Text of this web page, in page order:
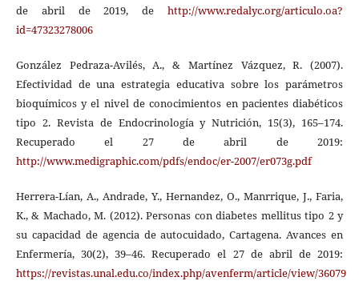
de abril de 2019, dehttp://www.redalyc.org/articulo.oa?
id=47323278006
González Pedraza-Avilés, A., & Martínez Vázquez, R. (2007).
Efectividad de una estrategia educativa sobre los parámetros
bioquímicos y el nivel de conocimientos en pacientes diabéticos
tipo 2. Revista de Endocrinología y Nutrición, 15(3), 165–174.
Recuperado el 27 de abril de 2019:
http://www.medigraphic.com/pdfs/endoc/er-2007/er073g.pdf
Herrera-Lían, A., Andrade, Y., Hernandez, O., Manrrique, J., Faria,
K., & Machado, M. (2012). Personas con diabetes mellitus tipo 2 y
su capacidad de agencia de autocuidado, Cartagena. Avances en
Enfermería, 30(2), 39–46. Recuperado el 27 de abril de 2019:
https://revistas.unal.edu.co/index.php/avenferm/article/view/36079